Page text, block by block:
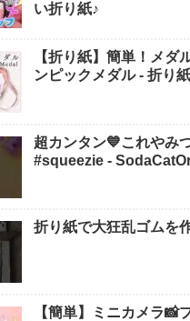
い折り紙♪
【折り紙】簡単！メ
ンピックメダル - 折り
超カンタン💙これやみ
#squeezie -
折り紙で大狂乱ゴムを
【簡単】ミニカメラ📸